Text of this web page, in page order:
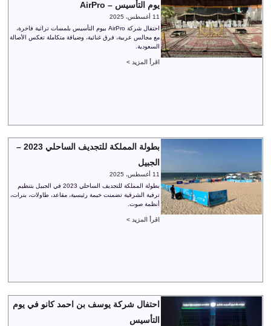
يوم التأسيس – AirPro
11 أغسطس، 2025
احتفال شركة AirPro بيوم التأسيس بلمسات تراثية فاخرة،
مع مجالس عربية، فرق غنائية، وضيافة متكاملة تعكس الأصالة
السعودية.
اقرأ المزيد >
بطولة المملكة للتجديف الساحلي 2023 –
الجبيل
11 أغسطس، 2025
بطولة المملكة للتجديف الساحلي 2023 في الجبيل بتنظيم
ترفية الشرقية تضمنت خيمة رئيسية، مقاعد، طاولات، بنرات،
أنظمة صوت.
اقرأ المزيد >
احتفال شركة يوسف بن احمد كانو في يوم
التأسيس